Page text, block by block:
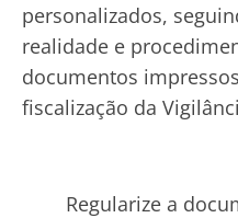
personalizados,
realidade e
documentos
fiscalização da
Regularize a